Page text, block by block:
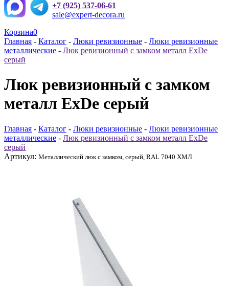
+7 (925) 537-06-61
sale@expert-decora.ru
Корзина0
Главная - Каталог - Люки ревизионные - Люки ревизионные
металлические - Люк ревизионный с замком металл ExDe
серый
Люк ревизионный с замком
металл ExDe серый
Главная - Каталог - Люки ревизионные - Люки ревизионные
металлические - Люк ревизионный с замком металл ExDe
серый
Артикул: Металлический люк с замком, серый, RAL 7040 ХМЛ